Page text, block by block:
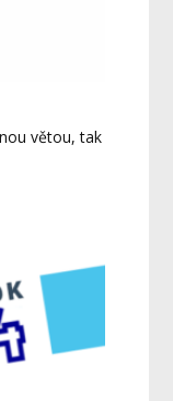
větou, tak